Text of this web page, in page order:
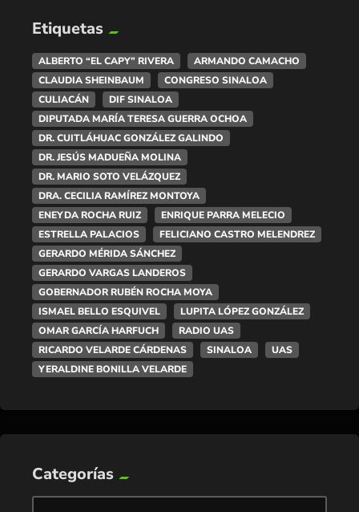
Etiquetas
ALBERTO “EL CAPY” RIVERA
ARMANDO CAMACHO
CLAUDIA SHEINBAUM
CONGRESO SINALOA
CULIACÁN
DIF SINALOA
DIPUTADA MARÍA TERESA GUERRA OCHOA
DR. CUITLÁHUAC GONZÁLEZ GALINDO
DR. JESÚS MADUEÑA MOLINA
DR. MARIO SOTO VELÁZQUEZ
DRA. CECILIA RAMÍREZ MONTOYA
ENEYDA ROCHA RUIZ
ENRIQUE PARRA MELECIO
ESTRELLA PALACIOS
FELICIANO CASTRO MELENDREZ
GERARDO MÉRIDA SÁNCHEZ
GERARDO VARGAS LANDEROS
GOBERNADOR RUBÉN ROCHA MOYA
ISMAEL BELLO ESQUIVEL
LUPITA LÓPEZ GONZÁLEZ
OMAR GARCÍA HARFUCH
RADIO UAS
RICARDO VELARDE CÁRDENAS
SINALOA
UAS
YERALDINE BONILLA VELARDE
Categorías